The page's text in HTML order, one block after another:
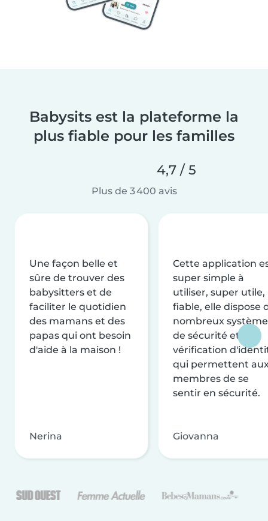
Babysits est la plateforme la
plus fiable pour les familles
4,7 / 5
Plus de 3 400 avis
Une façon belle et
sûre de trouver des
babysitters et de
faciliter le quotidien
des mamans et des
papas qui ont besoin
d'aide à la maison !
Nerina
Cette application
super simple à
utiliser, super utile,
fiable, elle dispose
nombreux
de sécurité et de
vérification
qui permettent
membres de se
sentir en sécurité.
Giovanna